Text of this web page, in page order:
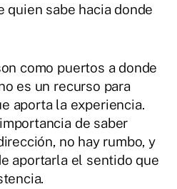
quien sabe hacia donde
como puertos a donde
es un recurso para
aporta la experiencia.
de saber
no hay rumbo, y
aportarla el sentido que